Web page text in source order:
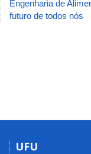
Engenharia de
futuro de todos nós
UFU